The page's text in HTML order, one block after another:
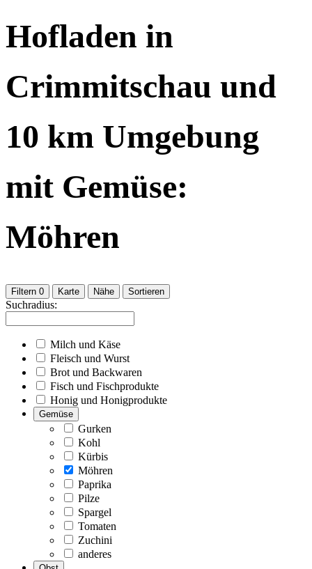
Hofladen in
Crimmitschau und
10 km Umgebung
mit Gemüse:
Möhren
Filtern 0 Karte Nähe Sortieren
Suchradius:
Milch und Käse
Fleisch und Wurst
Brot und Backwaren
Fisch und Fischprodukte
Honig und Honigprodukte
Gemüse
Gurken
Kohl
Kürbis
Möhren
Paprika
Pilze
Spargel
Tomaten
Zuchini
anderes